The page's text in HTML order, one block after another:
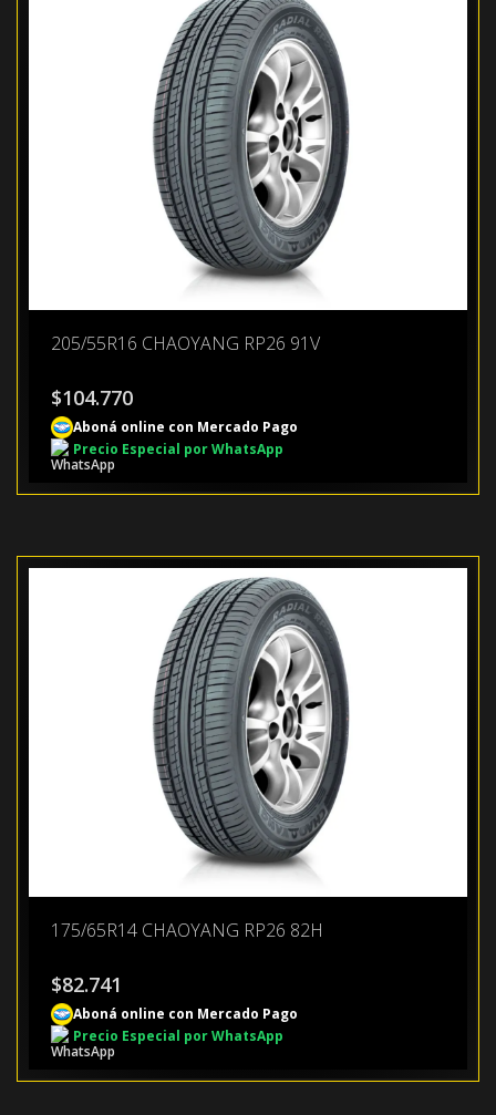
205/55R16 CHAOYANG RP26 91V
$104.770
Aboná online con Mercado Pago
Precio Especial por WhatsApp
175/65R14 CHAOYANG RP26 82H
$82.741
Aboná online con Mercado Pago
Precio Especial por WhatsApp